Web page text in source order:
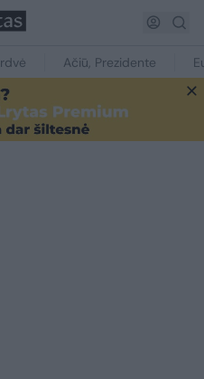
Ačiū, Prezidente